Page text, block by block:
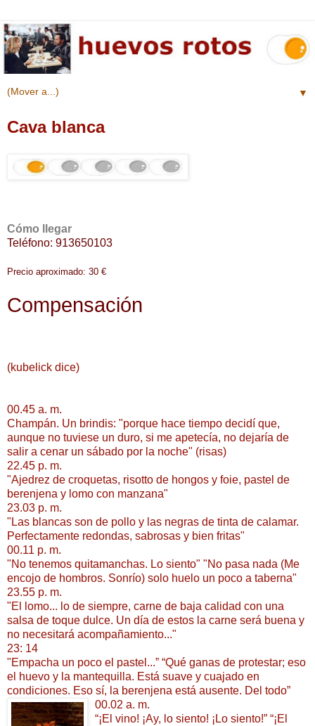
▼
Cava blanca
Cómo llegar
Teléfono: 913650103
Precio aproximado: 30 €
Compensación
(kubelick dice)
00.45 a. m.
Champán. Un brindis: "porque hace tiempo decidí que,
aunque no tuviese un duro, si me apetecía, no dejaría de
salir a cenar un sábado por la noche" (risas)
22.45 p. m.
"Ajedrez de croquetas, risotto de hongos y foie, pastel de
berenjena y lomo con manzana"
23.03 p. m.
"Las blancas son de pollo y las negras de tinta de calamar.
Perfectamente redondas, sabrosas y bien fritas"
00.11 p. m.
"No tenemos quitamanchas. Lo siento" "No pasa nada (Me
encojo de hombros. Sonrío) solo huelo un poco a taberna"
23.55 p. m.
"El lomo... lo de siempre, carne de baja calidad con una
salsa de toque dulce. Un día de estos la carne será buena y
no necesitará acompañamiento..."
23: 14
"Empacha un poco el pastel...” “Qué ganas de protestar; eso
el huevo y la mantequilla. Está suave y cuajado en
condiciones. Eso sí, la berenjena está ausente. Del todo”
00.02 a. m.
“¡El vino! ¡Ay, lo siento! ¡Lo siento!” “¡El